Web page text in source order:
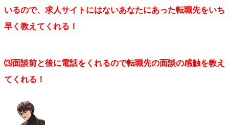
いるので、求人サイトにはないあなたにあった転職先をいち
早く教えてくれる！
⑶面談前と後に電話をくれるので転職先の面談の感触を教え
てくれる！